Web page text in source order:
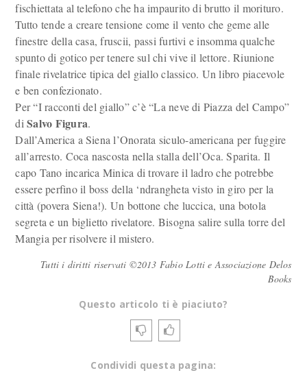
fischiettata al telefono che ha impaurito di brutto il morituro.
Tutto tende a creare tensione come il vento che geme alle
finestre della casa, fruscii, passi furtivi e insomma qualche
spunto di gotico per tenere sul chi vive il lettore. Riunione
finale rivelatrice tipica del giallo classico. Un libro piacevole
e ben confezionato.
Per “I racconti del giallo” c’è “La neve di Piazza del Campo”
diSalvo Figura.
Dall’America a Siena l’Onorata siculo-americana per fuggire
all’arresto. Coca nascosta nella stalla dell’Oca. Sparita. Il
capo Tano incarica Minica di trovare il ladro che potrebbe
essere perfino il boss della ‘ndrangheta visto in giro per la
città (povera Siena!). Un bottone che luccica, una botola
segreta e un biglietto rivelatore. Bisogna salire sulla torre del
Mangia per risolvere il mistero.
Tutti i diritti riservati ©2013 Fabio Lotti e Associazione Delos
Books
Questo articolo ti è piaciuto?
Condividi questa pagina: